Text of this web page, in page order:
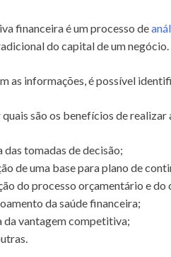
financeira é um processo de
do capital de um negócio.
as informações, é possível
são os benefícios de realizar
das tomadas de decisão;
de uma base para plano de
do processo orçamentário e
da saúde financeira;
da vantagem competitiva;